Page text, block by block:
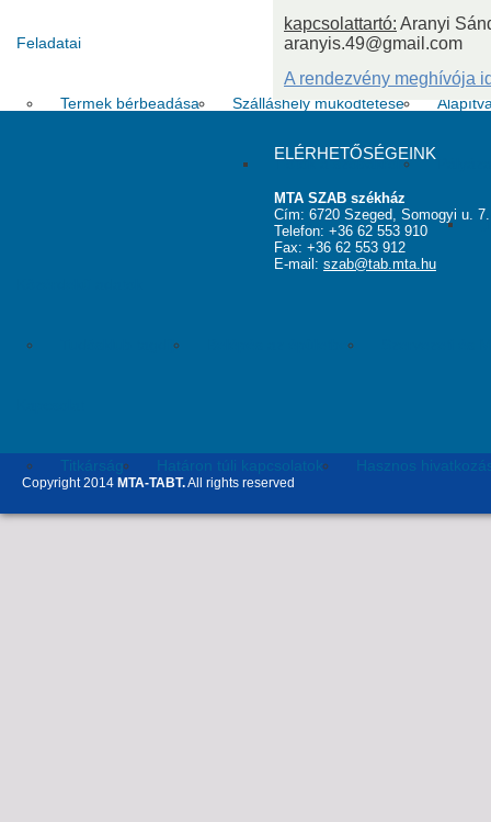
Feladatai
Termek bérbeadása Szálláshely működtetése
Fotók a szobákról
Tudósklub tagdíj Belépés az épületbe
Titkárság Határon túli kapcsolatok Hasznos
kapcsolattartó: Aranyi
aranyis.49@gmail.com
A rendezvény meghívója
ELÉRHETŐSÉGEINK
MTA SZAB székház
Cím: 6720 Szeged, Somogyi u. 7.
Telefon: +36 62 553 910
Fax: +36 62 553 912
E-mail: szab@tab.mta.hu
Copyright 2014 MTA-TABT.All rights reserved